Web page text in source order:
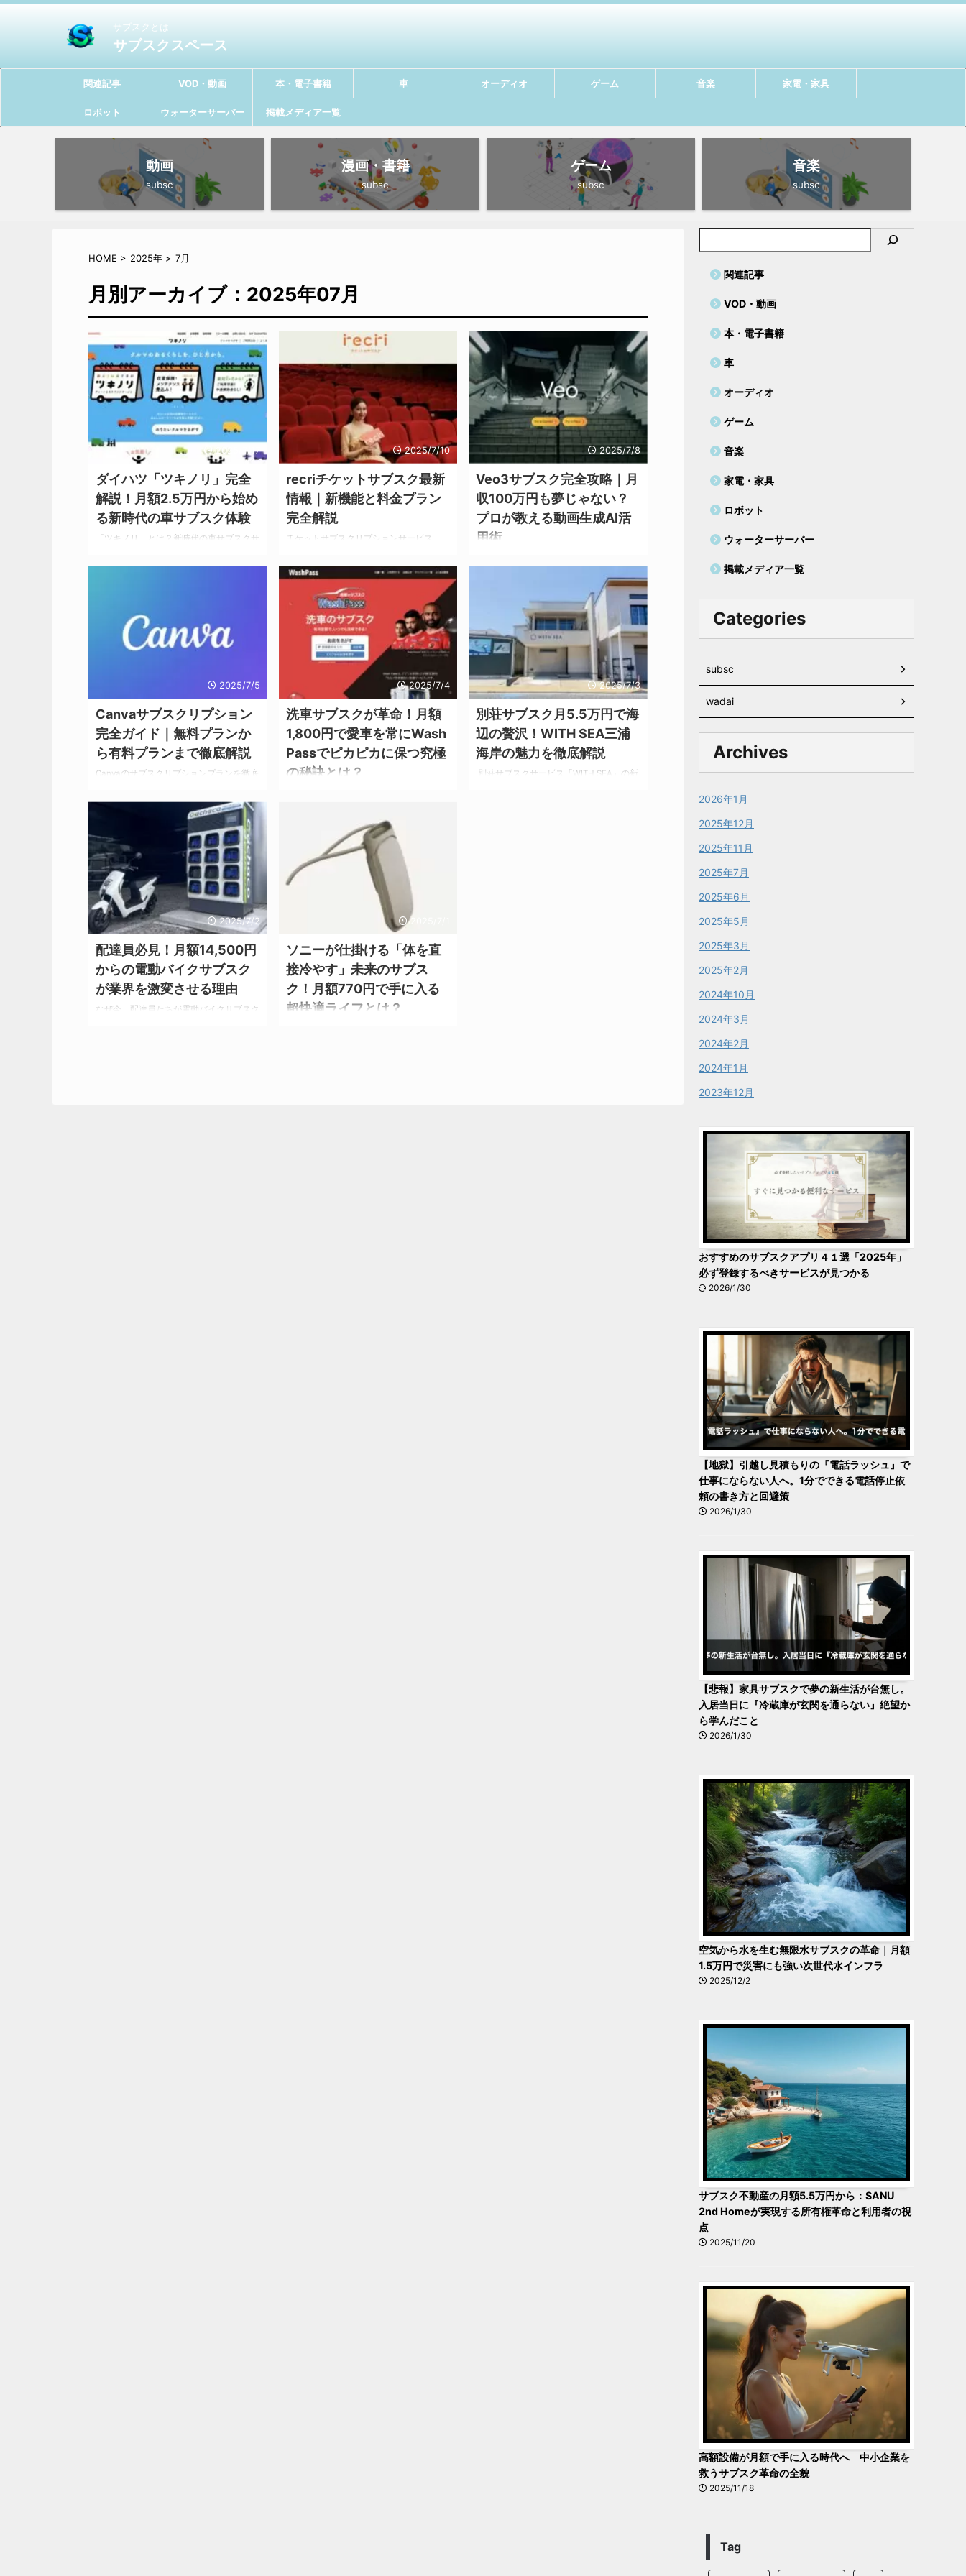
サブスクとは
サブスクスペース
関連記事 VOD・動画 本・電子書籍 車 オーディオ ゲーム 音楽 家電・家具
ロボット ウォーターサーバー 掲載メディア一覧
動画
subsc
漫画・書籍
subsc
ゲーム
subsc
音楽
subsc
HOME > 2025年 > 7月
月別アーカイブ：2025年07月
2025/7/17
ダイハツ「ツキノリ」完全
解説！月額2.5万円から始め
る新時代の車サブスク体験
「ツキノリ」とは？新時代の車サブスクサ
代の変化を捉えた革新的サービス 「新車
手間を考えると、車を持つのが億劫」 そ
んな現代人の悩みに応えるために、ダイハ
ツが満を持してリリースしたのが中古車サ
す。 本格展開を開始した「ツキノリ」
定観念を打ち破り、月額定額制で必要な期
間だけ車を利用 ...
2025/7/10
recriチケットサブスク最新
情報｜新機能と料金プラン
完全解説
チケットサブスクリプションサービス
た大幅アップデートにより、エンタメ業界
に革命的な変化をもたらしています。
recriアップデート概要 選択自由度の向
上：24時間365日いつでもチケット選択可
能 作品数制限の撤廃：月1作品制限を撤
廃、追加料金で何作品でも鑑賞可能 おす
すめ更新頻度の向上：週2～3回の高頻度
更新 会員ランク制度導入：継続利用で割
引率アップ recriとは？チケットサブスク
の基本情報 サービス概要 運営会社：株式
会社recri サービス開始：20 ...
2025/7/8
Veo3サブスク完全攻略｜月
収100万円も夢じゃない？
プロが教える動画生成AI活
用術
いているなら、今まさに、「動画生成AIで
稼ぐ」という新たな波に乗り遅れようとし
ています。 Google DeepMindが開発した
Veo3は、単なる動画生成AIの枠を超え、
あなたのクリエイティブワークとビジネス
を劇的に変える革命的なツールなのです。
市場が示す、Veo3の衝撃的な実力 最新の
調査によると、2024年のAI動画生成市場
は前年比340%という驚異的な成長を遂げ
ています。 その中で、Google Veo3は特
に際立って ...
2025/7/5
Canvaサブスクリプション
完全ガイド｜無料プランか
ら有料プランまで徹底解説
Canvaのサブスクリプションプランを徹底
for Teamsの違い、料金、機能、商用利用
について詳しく解説。 デザイン初心者か
ら企業まで最適なプランを見つけよう。
「もうデザインで悩まない」Canvaサブス
クが変える創作体験の真実 SNSに投稿す
る画像がいつも同じでマンネリ化してい
る… プレゼン資料のデザインセンスがなく
て恥ずかしい… デザイナーに依頼するほど
の予算はないけど、プロっぽい仕上がりに
したい… 実は、世界で月間1億3,500万人が
利用するCa ...
2025/7/4
洗車サブスクが革命！月額
1,800円で愛車を常にWash
Passでピカピカに保つ究極
の秘訣とは？
リット・利用者の声を徹底解説。 2,303人
の満足度調査で94%が満足と回答した理由
とは？ 愛車を常にピカピカに保つ秘訣を
大公開。 今すぐ公式サイトを確認したい
方はこちら 愛車の美しさを保つために、
月に何度洗車していますか？ 愛車のメン
テナンスに気を使う方なら、洗車の頻度と
コストに頭を悩ませたことがあるでしょ
「雨が降ると洗車代がもったいない…」 そ
んな悩みを抱えているあなたに朗報です ...
2025/7/3
別荘サブスク月5.5万円で海
辺の贅沢！WITH SEA三浦
海岸の魅力を徹底解説
別荘サブスクサービス「WITH SEA」の新
2025/7/2
配達員必見！月額14,500円
からの電動バイクサブスク
が業界を激変させる理由
なぜ今、配達員たちが電動バイクサブスク
ソニーが仕掛ける「体を直
接冷やす」未来のサブス
ク！月額770円で手に入る
超快適ライフとは？
関連記事
VOD・動画
本・電子書籍
車
オーディオ
ゲーム
音楽
家電・家具
ロボット
ウォーターサーバー
掲載メディア一覧
Categories
subsc
wadai
Archives
2026年1月
2025年12月
2025年11月
2025年7月
2025年6月
2025年5月
2025年3月
2025年2月
2024年10月
2024年3月
2024年2月
2024年1月
2023年12月
おすすめのサブスクアプリ４１選「2025年」
必ず登録するべきサービスが見つかる
2026/1/30
【地獄】引越し見積もりの『電話ラッシュ』で
仕事にならない人へ。1分でできる電話停止依
頼の書き方と回避策
2026/1/30
【悲報】家具サブスクで夢の新生活が台無し。
入居当日に『冷蔵庫が玄関を通らない』絶望か
ら学んだこと
2026/1/30
空気から水を生む無限水サブスクの革命｜月額
1.5万円で災害にも強い次世代水インフラ
2025/12/2
サブスク不動産の月額5.5万円から：SANU
2nd Homeが実現する所有権革命と利用者の視
点
2025/11/20
高額設備が月額で手に入る時代へ 中小企業を
救うサブスク革命の全貌
2025/11/18
Tag